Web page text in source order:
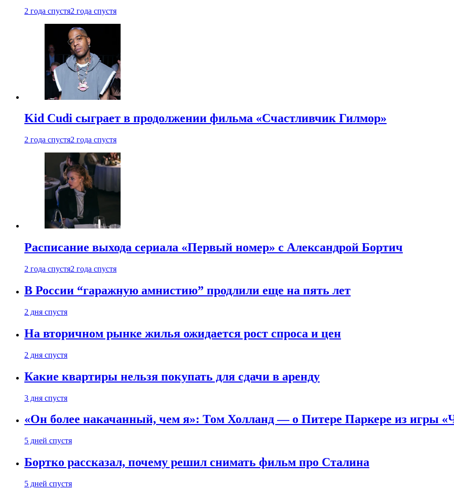
2 года спустя2 года спустя
Kid Cudi сыграет в продолжении фильма «Счастливчик Гилмор»
2 года спустя2 года спустя
Расписание выхода сериала «Первый номер» с Александрой Бортич
2 года спустя2 года спустя
В России “гаражную амнистию” продлили еще на пять лет
2 дня спустя
На вторичном рынке жилья ожидается рост спроса и цен
2 дня спустя
Какие квартиры нельзя покупать для сдачи в аренду
3 дня спустя
«Он более накачанный, чем я»: Том Холланд — о Питере Паркере из игры
5 дней спустя
Бортко рассказал, почему решил снимать фильм про Сталина
5 дней спустя